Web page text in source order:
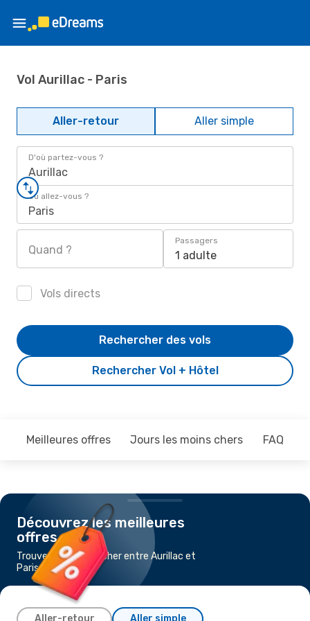
Vol Aurillac - Paris
Aller-retour Aller simple
D'où partez-vous ?
Aurillac
Où allez-vous ?
Paris
Quand ?
Passagers
1 adulte
Vols directs
Rechercher Vol + Hôtel
Rechercher des vols
Meilleures offres Jours les moins chers FAQ
Découvrez les meilleures
offres
Trouvez un vol pas cher entre Aurillac et
Paris
Aller-retour Aller simple